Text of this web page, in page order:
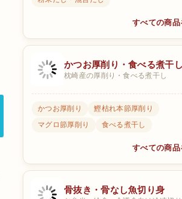
すべての商品
かつお厚削り・食べる煮干し
枕崎産の厚削り・食べる煮干し
かつお厚削り
鰹枯れ本節厚削り
マグロ節厚削り
食べる煮干し
すべての商品
骨抜き・骨なし魚切り身